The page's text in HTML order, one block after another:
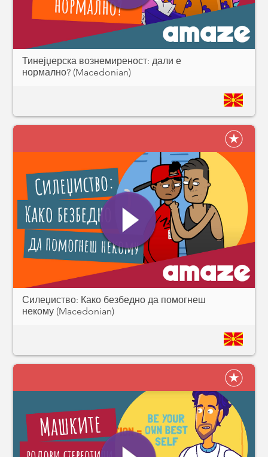
Тинејџерска вознемиреност: дали е
нормално? (Macedonian)
Силеџиство: Како безбедно да помогнеш
некому (Macedonian)